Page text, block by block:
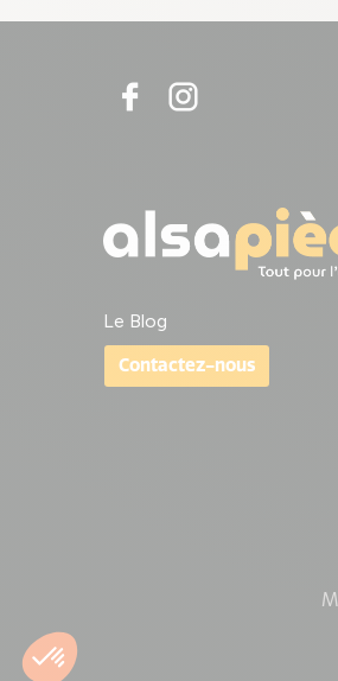
Le Blog
Contactez-nous